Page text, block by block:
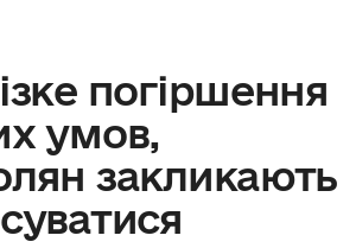
погіршення
умов,
закликають